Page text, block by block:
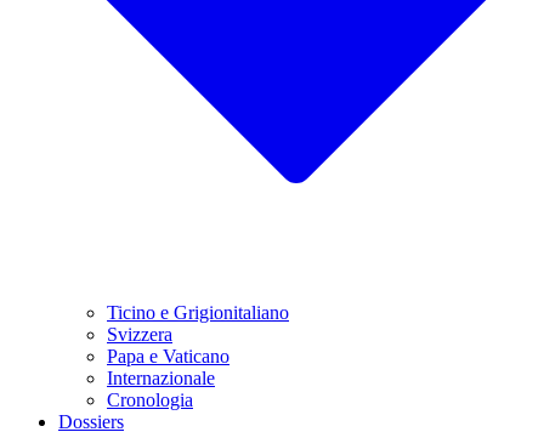
Ticino e Grigionitaliano
Svizzera
Papa e Vaticano
Internazionale
Cronologia
Dossiers